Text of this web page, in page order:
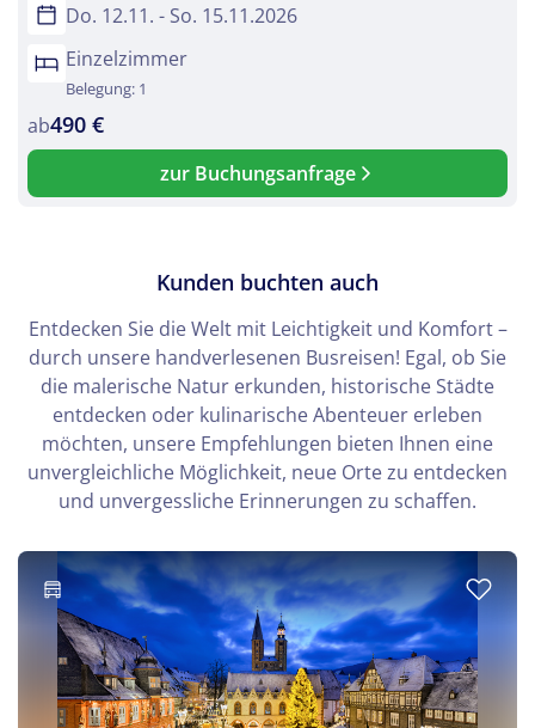
Do. 12.11. - So. 15.11.2026
Einzelzimmer
Belegung: 1
ab490 €
zur Buchungsanfrage
Kunden buchten auch
Entdecken Sie die Welt mit Leichtigkeit und Komfort –
durch unsere handverlesenen Busreisen! Egal, ob Sie
die malerische Natur erkunden, historische Städte
entdecken oder kulinarische Abenteuer erleben
möchten, unsere Empfehlungen bieten Ihnen eine
unvergleichliche Möglichkeit, neue Orte zu entdecken
und unvergessliche Erinnerungen zu schaffen.